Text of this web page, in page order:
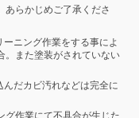
あらかじめご了承くださ
ニング作業をする事によ
。また塗装がされていない
だカビ汚れなどは完全に
作業にて不具合が生じた